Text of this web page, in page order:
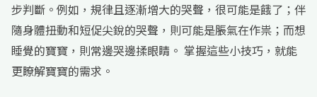
步判斷。例如，規律且逐漸增大的哭聲，很可能是餓了；伴
隨身體扭動和短促尖銳的哭聲，則可能是脹氣在作祟；而想
睡覺的寶寶，則常邊哭邊揉眼睛。 掌握這些小技巧，就能
更瞭解寶寶的需求。